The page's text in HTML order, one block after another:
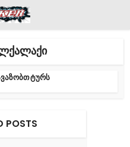
ტურს
POSTS